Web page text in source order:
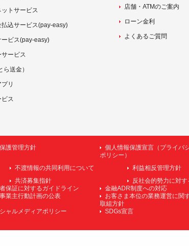
トサービス
込サービス(pay-easy)
ビス(pay-easy)
ービス
送金）
リ
ス
店舗・ATMのご案内
ローン金利
よくあるご質問
護管理方針
個人情報保護宣言（プライバ
ポリシー）
不渡情報の共同利用について
利益相反管理方針
共済募集指針
反社会的勢力に対
保証に対するガイドライン
金融ADR制度への対応
業主行動計画の公表
お客さま本位の業務運営に関
取組方針
ャルメディアポリシー
SDGs宣言